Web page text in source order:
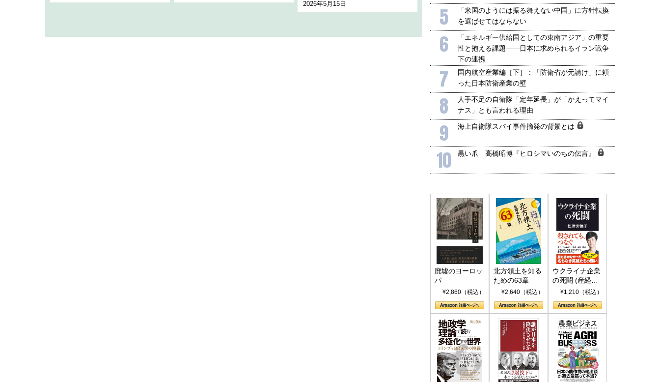
2026年5月15日
5
「米国のようには振る舞えない中国」に方針転換
を選ばせてはならない
6
「エネルギー供給国としての東南アジア」の重要
性と抱える課題――日本に求められるイラン戦争
下の連携
7
国内航空産業編［下］：「防衛省が元請け」に頼
った日本防衛産業の壁
8
人手不足の自衛隊「定年延長」が「かえってマイ
ナス」とも言われる理由
9 海上自衛隊スパイ事件摘発の背景とは
10 黒い爪 高橋昭博『ヒロシマいのちの伝言』
廃墟のヨーロッ
パ
¥2,860（税込）
北方領土を知る
ための63章
¥2,640（税込）
ウクライナ企業
の死闘 (産経セ
レクト S 039)
¥1,210（税込）